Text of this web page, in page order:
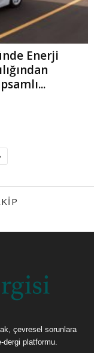
Enerji
çevresel sorunlara
platformu.